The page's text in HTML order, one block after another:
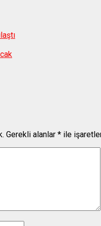
Gerekli alanlar * ile